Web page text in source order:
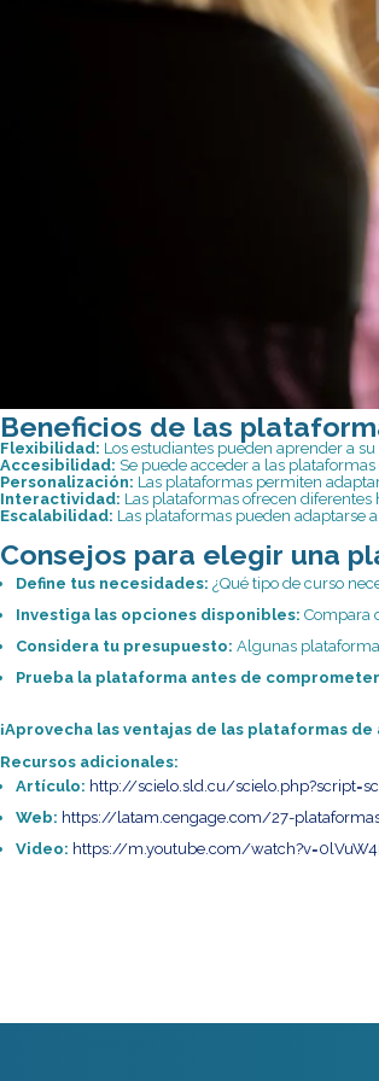
Beneficios de las
Flexibilidad: Los estudiantes pueden aprender a
Accesibilidad: Se puede acceder a las
Personalización: Las plataformas permiten
Interactividad: Las plataformas ofrecen
Escalabilidad: Las plataformas pueden adaptarse
Consejos para elegir una
Define tus necesidades: ¿Qué tipo de curso
Investiga las opciones disponibles: Compara
Considera tu presupuesto: Algunas
Prueba la plataforma antes de
¡Aprovecha las ventajas de las plataformas
Recursos adicionales:
Artículo: http://scielo.sld.cu/
Web: https://latam.cengage.com/27-
Video: https://m.youtube.com/